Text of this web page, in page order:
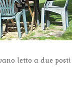
letto a due